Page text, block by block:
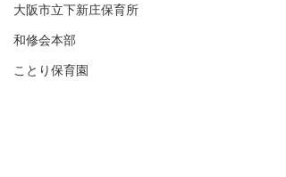
大阪市立下新庄保育所
和修会本部
ことり保育園